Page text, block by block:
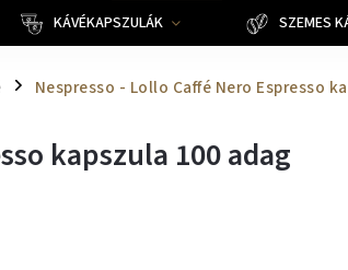
KÁVÉKAPSZULÁK SZEMES
/ Nespresso - Lollo Caffé Nero Espresso
kapszula 100 adag